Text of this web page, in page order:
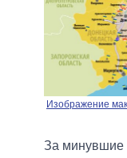
Изображение
За минувшие